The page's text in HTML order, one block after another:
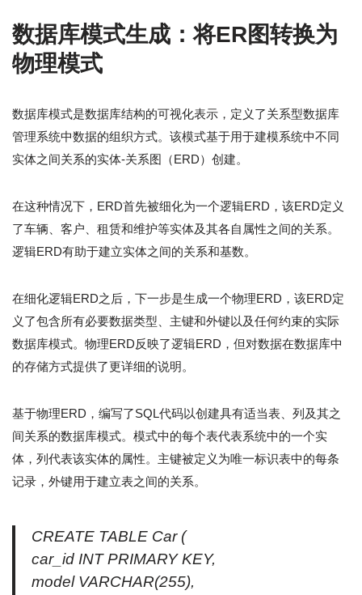
数据库模式生成：将ER图转换为
物理模式
数据库模式是数据库结构的可视化表示，定义了关系型数据库
管理系统中数据的组织方式。该模式基于用于建模系统中不同
实体之间关系的实体-关系图（ERD）创建。
在这种情况下，ERD首先被细化为一个逻辑ERD，该ERD定义
了车辆、客户、租赁和维护等实体及其各自属性之间的关系。
逻辑ERD有助于建立实体之间的关系和基数。
在细化逻辑ERD之后，下一步是生成一个物理ERD，该ERD定
义了包含所有必要数据类型、主键和外键以及任何约束的实际
数据库模式。物理ERD反映了逻辑ERD，但对数据在数据库中
的存储方式提供了更详细的说明。
基于物理ERD，编写了SQL代码以创建具有适当表、列及其之
间关系的数据库模式。模式中的每个表代表系统中的一个实
体，列代表该实体的属性。主键被定义为唯一标识表中的每条
记录，外键用于建立表之间的关系。
CREATE TABLE Car (
car_id INT PRIMARY KEY,
model VARCHAR(255),